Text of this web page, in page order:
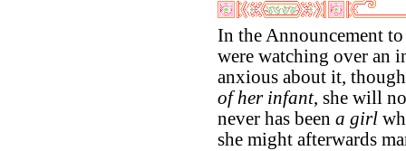
In the Announcement
were watching over an
anxious about it,
of her infant, she will
never has been a girl
she might afterwards